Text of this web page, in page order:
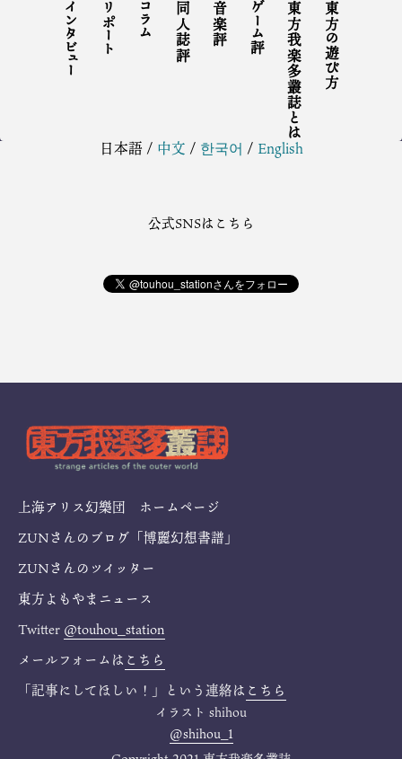
インタビュー リポート コラム 同人誌評 音楽評 ゲーム評 東方我楽多叢誌とは 東方の遊び方
日本語/ 中文 / 한국어 / English
公式SNSはこちら
上海アリス幻樂団 ホームページ
ZUNさんのブログ「博麗幻想書譜」
ZUNさんのツイッター
東方よもやまニュース
Twitter @touhou_station
メールフォームは こちら
「記事にしてほしい！」という連絡は こちら
イラスト shihou
@shihou_1